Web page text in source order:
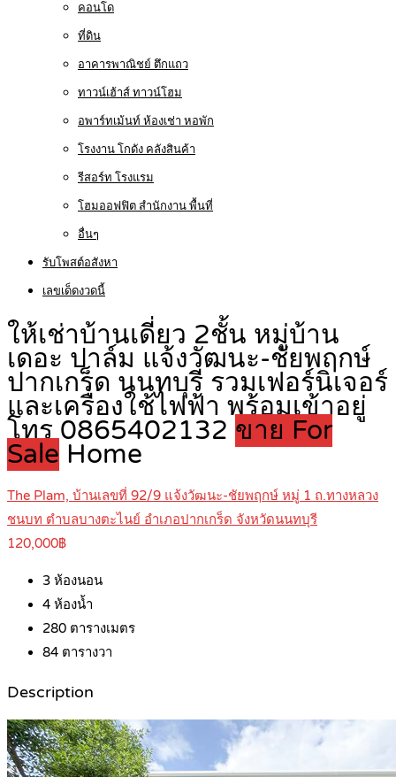
คอนโด
ที่ดิน
อาคารพาณิชย์ ตึกแถว
ทาวน์เฮ้าส์ ทาวน์โฮม
อพาร์ทเม้นท์ ห้องเช่า หอพัก
โรงงาน โกดัง คลังสินค้า
รีสอร์ท โรงแรม
โฮมออฟฟิต สำนักงาน พื้นที่
อื่นๆ
รับโพสต์อสังหา
เลขเด็ดงวดนี้
ให้เช่าบ้านเดี่ยว 2ชั้น หมู่บ้าน
เดอะ ปาล์ม แจ้งวัฒนะ-ชัยพฤกษ์
ปากเกร็ด นนทบุรี รวมเฟอร์นิเจอร์
และเครื่องใช้ไฟฟ้า พร้อมเข้าอยู่
โทร 0865402132 ขาย For
Sale Home
The Plam, บ้านเลขที่ 92/9 แจ้งวัฒนะ-ชัยพฤกษ์ หมู่ 1 ถ.ทางหลวง
ชนบท ตำบลบางตะไนย์ อำเภอปากเกร็ด จังหวัดนนทบุรี
120,000฿
3 ห้องนอน
4 ห้องน้ำ
280 ตารางเมตร
84 ตารางวา
Description